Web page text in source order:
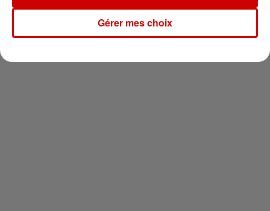
Newsletter
Gérer mes choix